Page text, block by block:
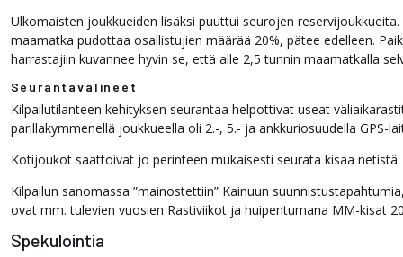
Ulkomaisten joukkueiden lisäksi puuttui seurojen
maamatka pudottaa osallistujien määrää 20%, pätee edelleen.
harrastajiin kuvannee hyvin se, että alle 2,5 tunnin maamatkalla
Seurantavälineet
Kilpailutilanteen kehityksen seurantaa helpottivat useat
parillakymmenellä joukkueella oli 2.-, 5.- ja ankkuriosuudella GPS-
Kotijoukot saattoivat jo perinteen mukaisesti seurata kisaa netistä.
Kilpailun sanomassa ”mainostettiin” Kainuun
ovat mm. tulevien vuosien Rastiviikot ja huipentumana MM-kisat
Spekulointia